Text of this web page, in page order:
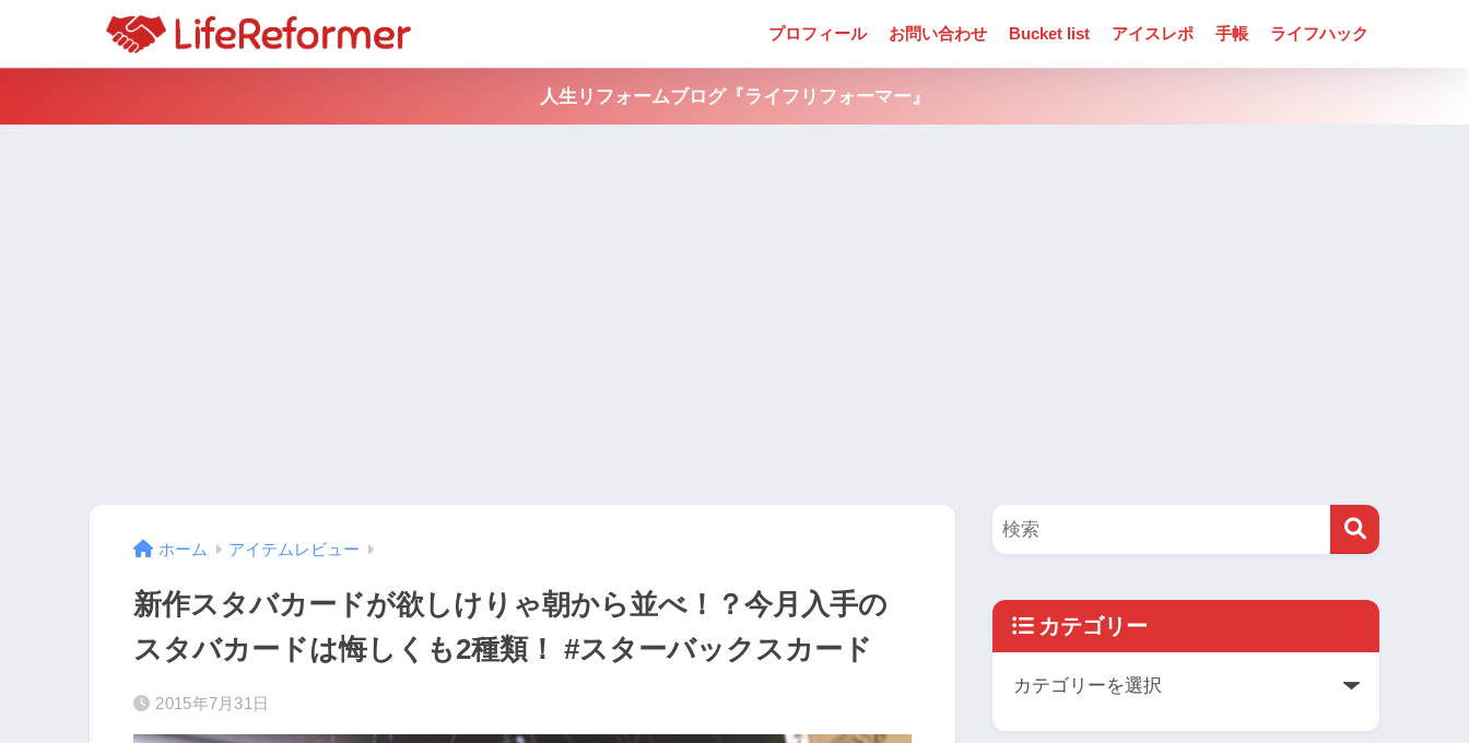
プロフィール お問い合わせ Bucket list アイスレポ 手帳 ライフハック
人生リフォームブログ『ライフリフォーマー』
ホーム アイテムレビュー
新作スタバカードが欲しけりゃ朝から並べ！？今月入手の
スタバカードは悔しくも2種類！ #スターバックスカード
2015年7月31日
カテゴリー